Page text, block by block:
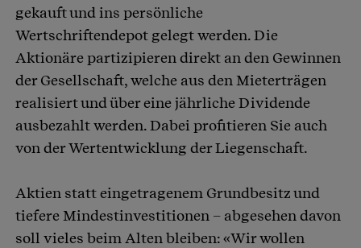
gekauft und ins persönliche
Wertschriftendepot gelegt werden. Die
Aktionäre partizipieren direkt an den Gewinnen
der Gesellschaft, welche aus den Mieterträgen
realisiert und über eine jährliche Dividende
ausbezahlt werden. Dabei profitieren Sie auch
von der Wertentwicklung der Liegenschaft.
Aktien statt eingetragenem Grundbesitz und
tiefere Mindestinvestitionen – abgesehen davon
soll vieles beim Alten bleiben: «Wir wollen